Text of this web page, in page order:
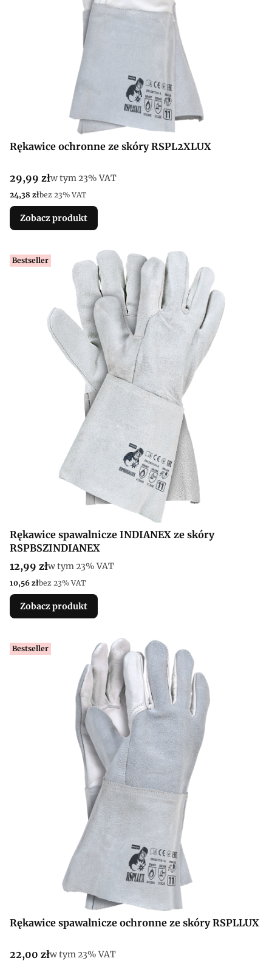
Rękawice ochronne ze skóry RSPL2XLUX
Cena brutto
29,99 złw tym %s VAT
w tym23% VAT
Cena netto
24,38 złbez 23% VAT
Zobacz produkt
Bestseller
Rękawice spawalnicze INDIANEX ze skóry
RSPBSZINDIANEX
Cena brutto
12,99 złw tym %s VAT
w tym23% VAT
Cena netto
10,56 złbez 23% VAT
Zobacz produkt
Bestseller
Rękawice spawalnicze ochronne ze skóry RSPLLUX
Cena brutto
22,00 złw tym %s VAT
w tym23% VAT